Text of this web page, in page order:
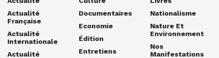
Actualité
Française
Actualité
Internationale
Actualité
Documentaires
Economie
Édition
Entretiens
Nationalisme
Nature Et
Environnement
Nos
Manifestations